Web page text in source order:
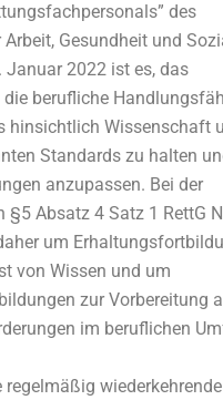
des
Gesundheit und
Januar 2022 ist es, das
die berufliche
hinsichtlich Wissenschaft
Standards zu halten
anzupassen. Bei der
§5 Absatz 4 Satz 1 RettG
um
von Wissen und um
zur Vorbereitung
im beruflichen
regelmäßig wiederkehrende